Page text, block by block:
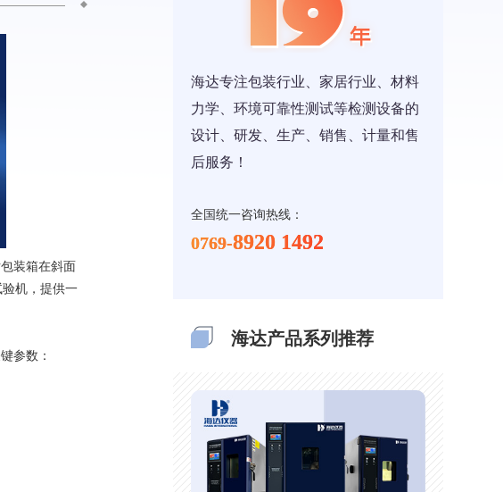
装箱在斜面
验机，提供一
参数：
海达专注包装行业、家居行业、材料
力学、环境可靠性测试等检测设备的
设计、研发、生产、销售、计量和售
后服务！
全国统一咨询热线：
0769-8920 1492
海达产品系列推荐